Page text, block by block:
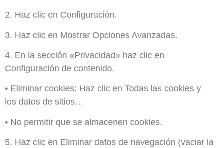
2. Haz clic en Configuración.
3. Haz clic en Mostrar Opciones Avanzadas.
4. En la sección «Privacidad» haz clic en
Configuración de contenido.
• Eliminar cookies: Haz clic en Todas las cookies y
los datos de sitios…
• No permitir que se almacenen cookies.
5. Haz clic en Eliminar datos de navegación (vaciar la